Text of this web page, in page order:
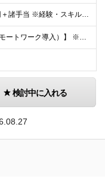
月給：30万円～60万円＋諸手当 ※経験・スキルを考慮して決定します。 試用期間中： 一都三県：月給21万円以上 ※試用期間：6ヶ月～ ※試用期間中は、契約社員となります。
【転勤なし（在宅・リモートワーク導入）】 ※フルリモートあり ※研修中に関しても下記となります。 【本社】 東京都千代田区神田和泉町1番地6-16ヤマトビル405 【プロジェクト先】 一都三県、北
検討中に入れる